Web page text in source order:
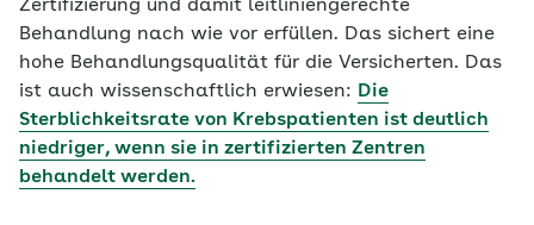
Zertifizierung und damit leitliniengerechte
Behandlung nach wie vor erfüllen. Das sichert eine
hohe Behandlungsqualität für die Versicherten. Das
ist auch wissenschaftlich erwiesen: Die
Sterblichkeitsrate von Krebspatienten ist deutlich
niedriger, wenn sie in zertifizierten Zentren
behandelt werden.